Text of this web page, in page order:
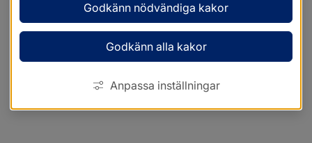
Godkänn nödvändiga kakor
Godkänn alla kakor
Anpassa inställningar